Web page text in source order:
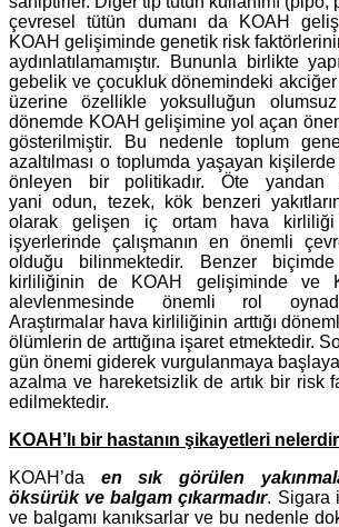
çevresel tütün dumanı da KOAH
KOAH gelişiminde genetik risk
aydınlatılamamıştır. Bununla birlikte
gebelik ve çocukluk dönemindeki
üzerine özellikle yoksulluğun
dönemde KOAH gelişimine yol açan
gösterilmiştir. Bu nedenle toplum
azaltılması o toplumda yaşayan
önleyen bir politikadır. Öte yandan
yani odun, tezek, kök benzeri
olarak gelişen iç ortam hava kirliliği
işyerlerinde çalışmanın en önemli
olduğu bilinmektedir. Benzer
kirliliğinin de KOAH gelişiminde ve
alevlenmesinde önemli rol
Araştırmalar hava kirliliğinin arttığı
ölümlerin de arttığına işaret etmektedir.
gün önemi giderek vurgulanmaya
azalma ve hareketsizlik de artık bir risk
edilmektedir.
KOAH’lı bir hastanın şikayetleri
KOAH’da en sık görülen
öksürük ve balgam çıkarmadır. Sigara
ve balgamı kanıksarlar ve bu nedenle